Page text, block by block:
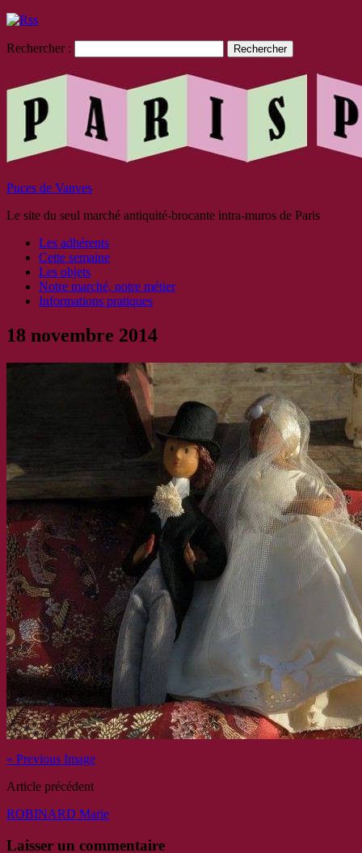
Rechercher :
Puces de Vanves
Le site du seul marché antiquité-brocante intra-muros de Paris
Les adhérents
Cette semaine
Les objets
Notre marché, notre métier
Informations pratiques
18 novembre 2014
« Previous Image
Article précédent
ROBINARD Marie
Laisser un commentaire